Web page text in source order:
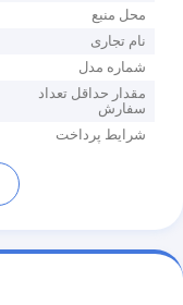
محل منبع
نام تجاری
شماره مدل
مقدار حداقل تعداد
سفارش
شرایط پرداخت